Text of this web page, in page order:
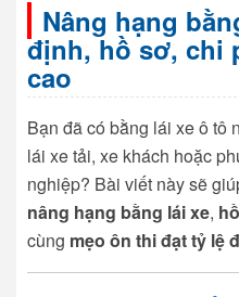
Nâng hạng
định, hồ sơ, chi
cao
Bạn đã có bằng lái xe ô tô
lái xe tải, xe khách hoặc
nghiệp? Bài viết này sẽ
nâng hạng bằng lái xe,
cùng mẹo ôn thi đạt tỷ lệ